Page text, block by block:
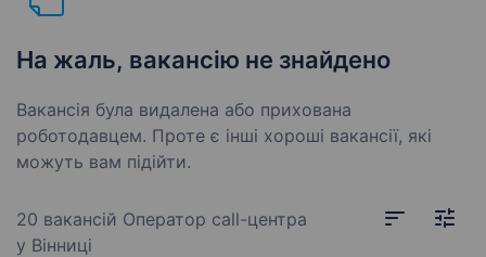
На жаль, вакансію не знайдено
Вакансія була видалена або прихована
роботодавцем. Проте є інші хороші вакансії, які
можуть вам підійти.
20 вакансій Оператор call-центра
у Вінниці